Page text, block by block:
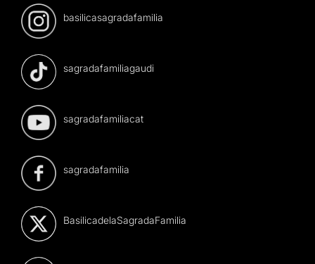
basilicasagradafamilia
sagradafamiliagaudi
sagradafamiliacat
sagradafamilia
BasilicadelaSagradaFamilia